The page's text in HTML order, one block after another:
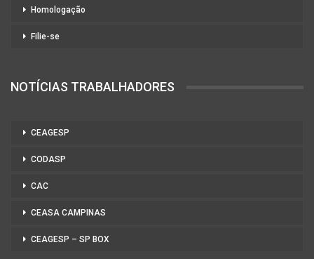
Homologação
Filie-se
NOTÍCIAS TRABALHADORES
CEAGESP
CODASP
CAC
CEASA CAMPINAS
CEAGESP – SP BOX